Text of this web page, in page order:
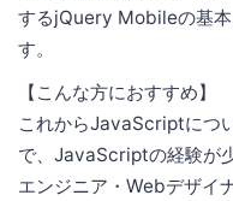
するjQuery Mobileの基本
す。
【こんな方におすすめ】
これからJavaScriptにつ
で、JavaScriptの経験が
エンジニア・Webデザイ